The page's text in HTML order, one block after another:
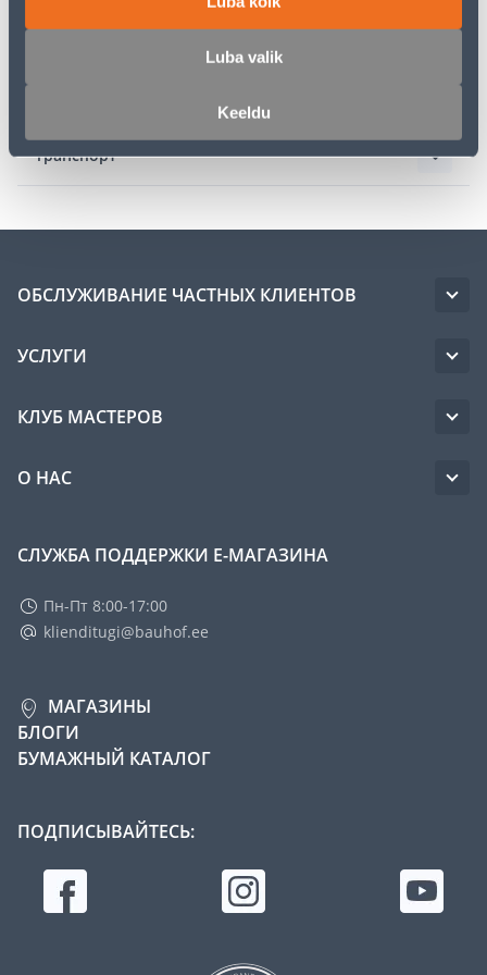
Luba valik
Keeldu
Транспорт
ОБСЛУЖИВАНИЕ ЧАСТНЫХ КЛИЕНТОВ
УСЛУГИ
КЛУБ МАСТЕРОВ
О НАС
СЛУЖБА ПОДДЕРЖКИ Е-МАГАЗИНА
Пн-Пт 8:00-17:00
klienditugi@bauhof.ee
МАГАЗИНЫ
БЛОГИ
БУМАЖНЫЙ КАТАЛОГ
ПОДПИСЫВАЙТЕСЬ: